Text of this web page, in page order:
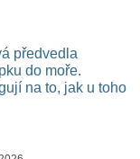
předvedla
do moře.
na to, jak u toho